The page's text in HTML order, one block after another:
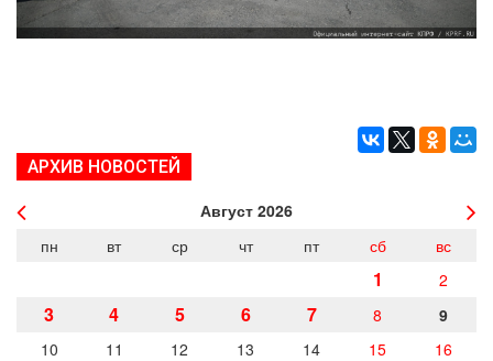
АРХИВ НОВОСТЕЙ
Август 2026
пн
вт ср чт пт сб вс
1 2
3 4 5 6 7 8
9
10
11 12 13 14 15
16